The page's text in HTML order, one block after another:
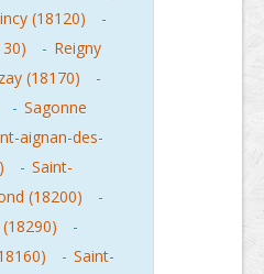
(18120)
-
- Reigny
(18170)
-
- Sagonne
aignan-des-
- Saint-
(18200)
-
-
- Saint-